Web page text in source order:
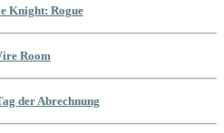
Knight: Rogue
Room
der Abrechnung